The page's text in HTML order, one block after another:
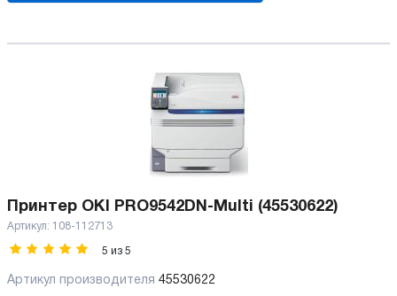
Принтер OKI PRO9542DN-Multi (45530622)
Артикул: 108-112713
5 из 5
Артикул производителя 45530622